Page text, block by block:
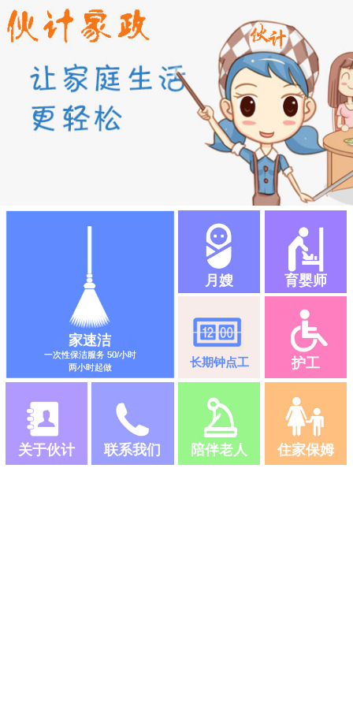
家速洁
一次性保洁服务 50/小时
两小时起做
月嫂 育婴师
长期钟点工 护工
关于伙计 联系我们 陪伴老人 住家保姆